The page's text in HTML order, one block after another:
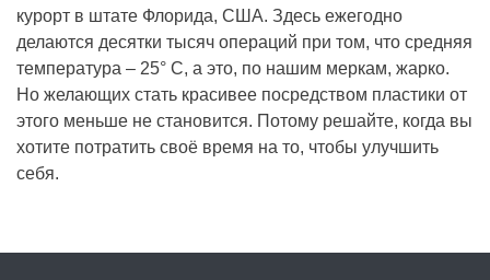
курорт в штате Флорида, США. Здесь ежегодно
делаются десятки тысяч операций при том, что средняя
температура – 25° С, а это, по нашим меркам, жарко.
Но желающих стать красивее посредством пластики от
этого меньше не становится. Потому решайте, когда вы
хотите потратить своё время на то, чтобы улучшить
себя.